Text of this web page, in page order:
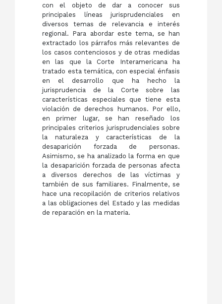
con el objeto de dar a conocer sus
principales líneas jurisprudenciales en
diversos temas de relevancia e interés
regional. Para abordar este tema, se han
extractado los párrafos más relevantes de
los casos contenciosos y de otras medidas
en las que la Corte Interamericana ha
tratado esta temática, con especial énfasis
en el desarrollo que ha hecho la
jurisprudencia de la Corte sobre las
características especiales que tiene esta
violación de derechos humanos. Por ello,
en primer lugar, se han reseñado los
principales criterios jurisprudenciales sobre
la naturaleza y características de la
desaparición forzada de personas.
Asimismo, se ha analizado la forma en que
la desaparición forzada de personas afecta
a diversos derechos de las víctimas y
también de sus familiares. Finalmente, se
hace una recopilación de criterios relativos
a las obligaciones del Estado y las medidas
de reparación en la materia.